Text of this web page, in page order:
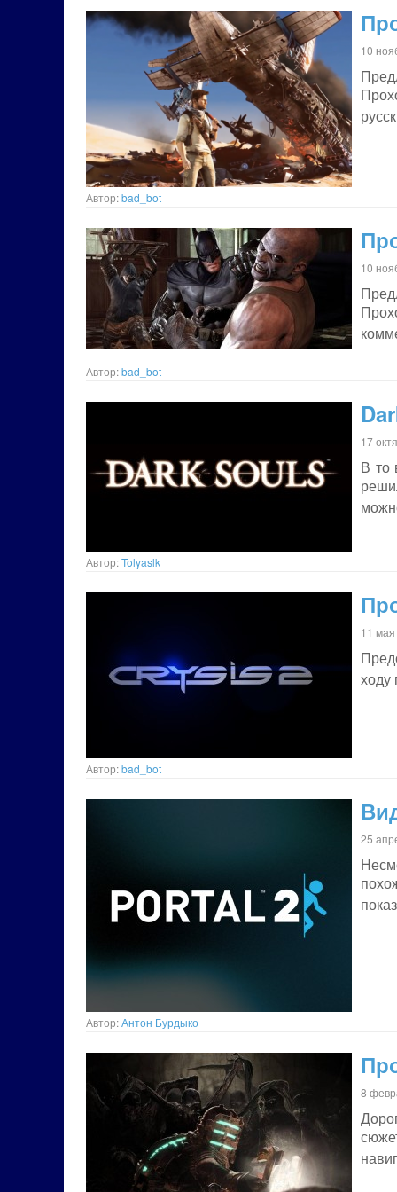
10
Автор:bad_bot
10
Автор:bad_bot
17
В то
Автор:Tolyaslk
11 мая
ходу
Автор:bad_bot
25
Автор:Антон Бурдыко
8